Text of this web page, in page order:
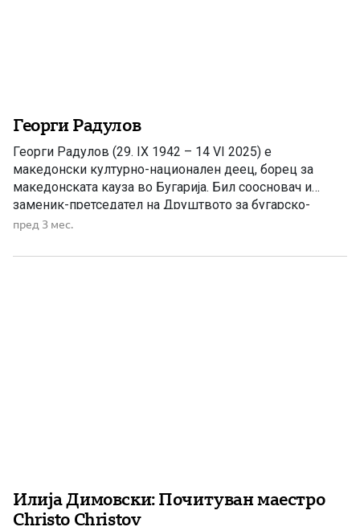
Георги Радулов
Георги Радулов (29. IX 1942 – 14 VI 2025) e
македонски културно-национален деец, борeц за
македонската кауза во Бугарија. Бил соосновач и
заменик-претседател на Друштвото за бугарско-
македонско пријателство и со години тој ја проучувал
два технички факултети и бил редовен професор на
пред 3 мес.
Илија Димовски: Почитуван маестро
Christo Christov